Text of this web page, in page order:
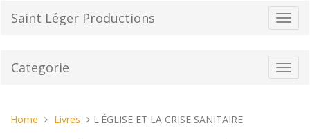
Saint Léger Productions
Categorie
Tu
Home Livres L'ÉGLISE ET LA CRISE SANITAIRE